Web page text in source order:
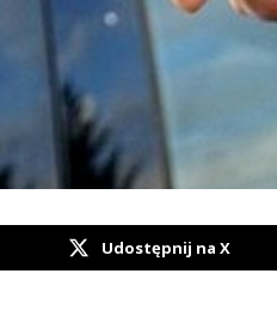
Udostępnij na X